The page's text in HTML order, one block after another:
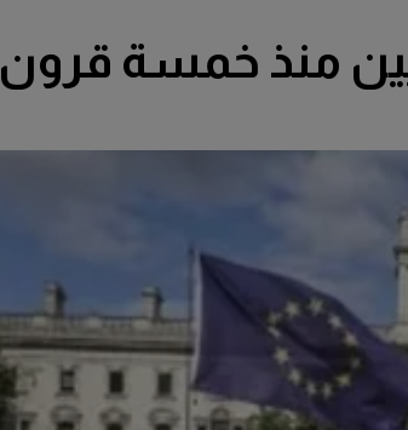
منذ خمسة قرون